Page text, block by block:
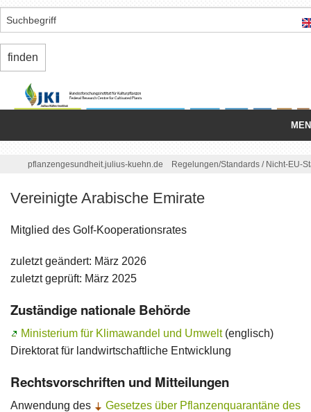
Binnenmarkt
Regelungen/Standards
Ansprechpersonen
pflanzengesundheit.julius-kuehn.de Regelungen/Standards / Nicht-EU-
Vereinigte Arabische Emirate
Mitglied des Golf-Kooperationsrates
zuletzt geändert: März 2026
zuletzt geprüft: März 2025
Zuständige nationale Behörde
Ministerium für Klimawandel und Umwelt(englisch)
Direktorat für landwirtschaftliche Entwicklung
Rechtsvorschriften und Mitteilungen
Anwendung des
Gesetzes über Pflanzenquarantäne des